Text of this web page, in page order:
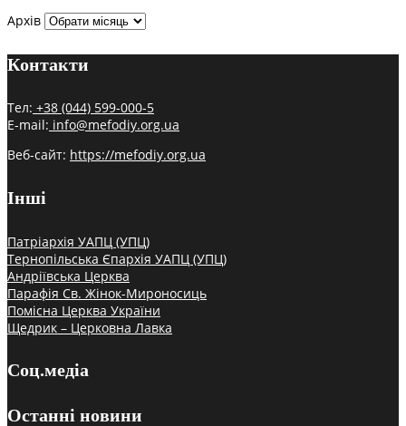
Архів
Контакти
Тел: +38 (044) 599-000-5
E-mail: info@mefodiy.org.ua
Веб-сайт: https://mefodiy.org.ua
Інші
Патріархія УАПЦ (УПЦ)
Тернопільська Єпархія УАПЦ (УПЦ)
Андріївська Церква
Парафія Св. Жінок-Мироносиць
Помісна Церква України
Щедрик – Церковна Лавка
Соц.медіа
Останні новини